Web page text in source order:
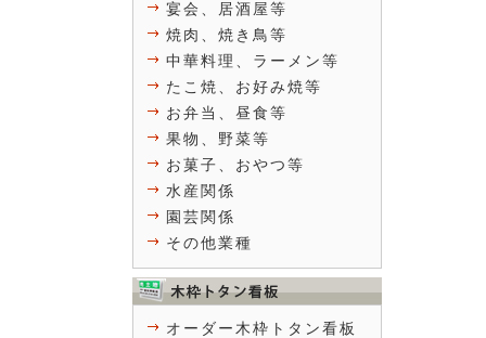
宴会、居酒屋等
焼肉、焼き鳥等
中華料理、ラーメン等
たこ焼、お好み焼等
お弁当、昼食等
果物、野菜等
お菓子、おやつ等
水産関係
園芸関係
その他業種
オーダー木枠トタン看板